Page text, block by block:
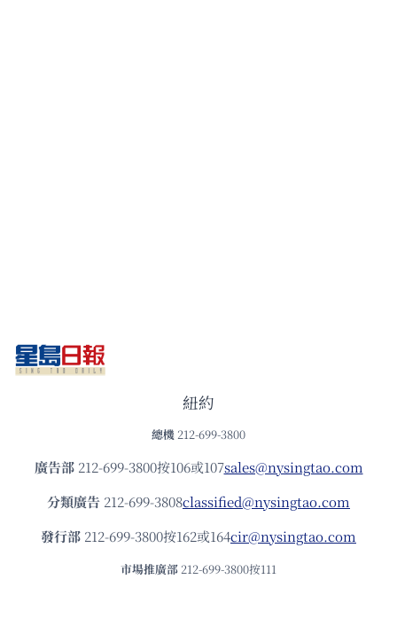
紐約
總機 212-699-3800
廣告部212-699-3800按106或107sales@nysingtao.com
分類廣告 212-699-3808classified@nysingtao.com
發⾏部 212-699-3800按162或164cir@nysingtao.com
市場推廣部 212-699-3800按111